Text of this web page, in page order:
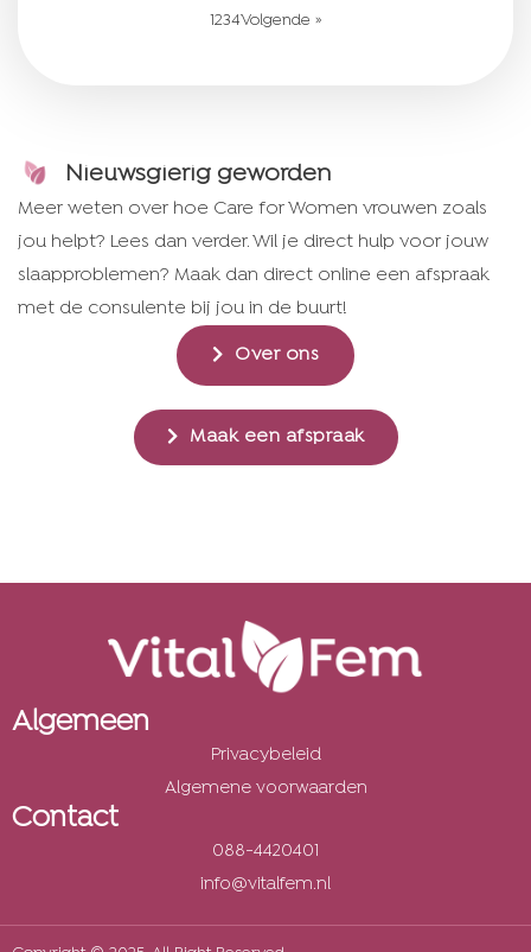
1234Volgende »
Nieuwsgierig geworden
Meer weten over hoe Care for Women vrouwen zoals
jou helpt? Lees dan verder. Wil je direct hulp voor jouw
slaapproblemen? Maak dan direct online een afspraak
met de consulente bij jou in de buurt!
Over ons
Maak een afspraak
Algemeen
Privacybeleid
Algemene voorwaarden
Contact
088-4420401
info@vitalfem.nl